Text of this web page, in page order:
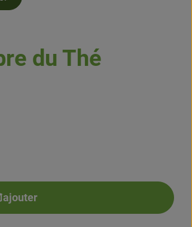
du Thé
ajouter
Ajouter le produit au panier